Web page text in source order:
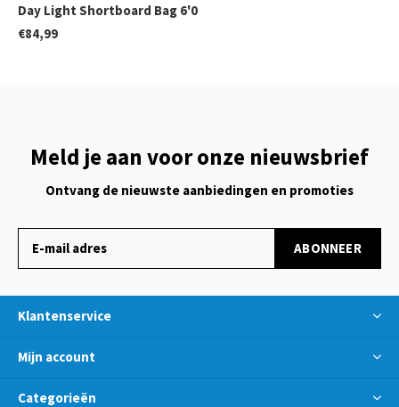
Day Light Shortboard Bag 6'0
€84,99
Meld je aan voor onze nieuwsbrief
Ontvang de nieuwste aanbiedingen en promoties
ABONNEER
Klantenservice
Mijn account
Categorieën